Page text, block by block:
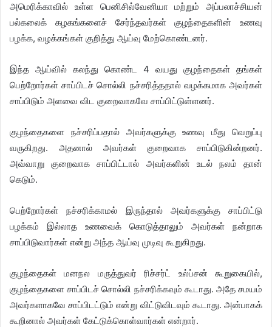
அமெரிக்காவில் உள்ள பெனிசில்வேனியா மற்றும் அப்பலாச்சியன்
பல்கலைக் கழகங்களைச் சேர்ந்தவர்கள் குழந்தைகளின் உணவு
பழக்க, வழக்கங்கள் குறித்து ஆய்வு மேற்கொண்டனர்.
இந்த ஆய்வில் கலந்து கொண்ட 4 வயது குழந்தைகள் தங்கள்
பெற்றோர்கள் சாப்பிடச் சொல்லி நச்சரித்ததால் வழக்கமாக அவர்கள்
சாப்பிடும் அளவை விட குறைவாகவே சாப்பிட்டுள்ளனர்.
குழந்தைகளை நச்சரிப்பதால் அவர்களுக்கு உணவு மீது வெறுப்பு
வருகிறது. அதனால் அவர்கள் குறைவாக சாப்பிடுகின்றனர்.
அவ்வாறு குறைவாக சாப்பிட்டால் அவர்களின் உடல் நலம் தான்
கெடும்.
பெற்றோர்கள் நச்சரிக்காமல் இருந்தால் அவர்களுக்கு சாப்பிட்டு
பழக்கம் இல்லாத உணவைக் கொடுத்தாலும் அவர்கள் நன்றாக
சாப்பிடுவார்கள் என்று அந்த ஆய்வு முடிவு கூறுகிறது.
குழந்தைகள் மனநல மருத்துவர் ரிச்சர்ட் உல்ப்சன் கூறுகையில்,
குழந்தைகளை சாப்பிடச் சொல்லி நச்சரிக்கவும் கூடாது. அதே சமயம்
அவர்களாகவே சாப்பிடட்டும் என்று விட்டுவிடவும் கூடாது. அன்பாகக்
கூறினால் அவர்கள் கேட்டுக்கொள்வார்கள் என்றார்.